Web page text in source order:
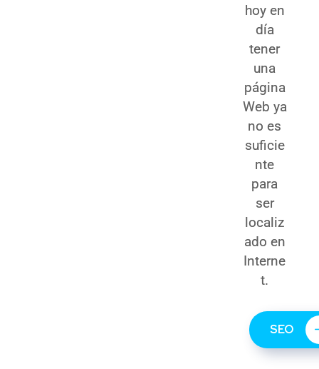
hoy en
día
tener
una
página
Web ya
no es
suficie
nte
para
ser
localiz
ado en
Interne
t.
SEO